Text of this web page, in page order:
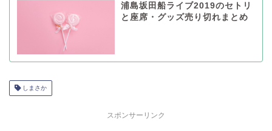
浦島坂田船ライブ2019のセトリ
と座席・グッズ売り切れまとめ
しまさか
スポンサーリンク